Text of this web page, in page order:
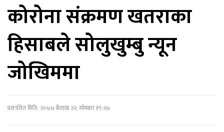
कोरोना संक्रमण खतराका
हिसाबले सोलुखुम्बु न्यून
जोखिममा
प्रकाशित मिति: २०७७ बैशाख २२, सोमबार १९:२७